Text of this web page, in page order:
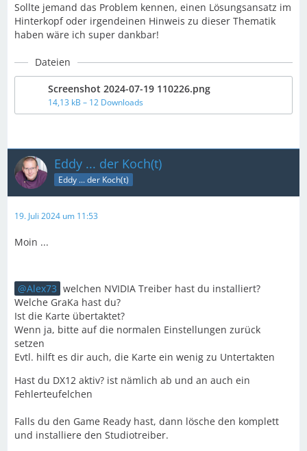
Sollte jemand das Problem kennen, einen Lösungsansatz im
Hinterkopf oder irgendeinen Hinweis zu dieser Thematik
haben wäre ich super dankbar!
Dateien
Screenshot 2024-07-19 110226.png
14,13 kB – 12 Downloads
Eddy ... der Koch(t)
Eddy ... der Koch(t)
19. Juli 2024 um 11:53
Moin ...
Alex73 welchen NVIDIA Treiber hast du installiert?
Welche GraKa hast du?
Ist die Karte übertaktet?
Wenn ja, bitte auf die normalen Einstellungen zurück
setzen
Evtl. hilft es dir auch, die Karte ein wenig zu Untertakten
Hast du DX12 aktiv? ist nämlich ab und an auch ein
Fehlerteufelchen
Falls du den Game Ready hast, dann lösche den komplett
und installiere den Studiotreiber.